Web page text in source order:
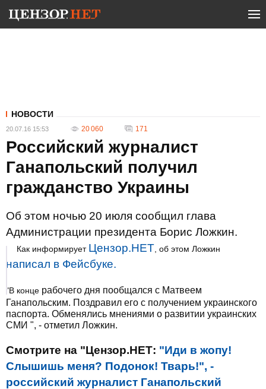
НОВОСТИ
20.07.16 15:53 20 060 171
Российский журналист
Ганапольский получил
гражданство Украины
Об этом ночью 20 июля сообщил глава
Администрации президента Борис Ложкин.
Как информирует Цензор.НЕТ , об этом Ложкин
написал в Фейсбуке.
"В конце рабочего дня пообщался с Матвеем
Ганапольским. Поздравил его с получением украинского
паспорта. Обменялись мнениями о развитии украинских
СМИ ", - отметил Ложкин.
Смотрите на "Цензор.НЕТ: "Иди в жопу!
Слышишь меня? Подонок! Тварь!", -
российский журналист Ганапольский